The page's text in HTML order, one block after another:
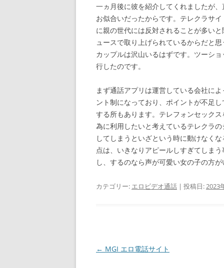
一ヵ月後に彼を紹介してくれましたが
お似合いだったからです。テレクラサ
に親の世代には反対されることが多い
ュースで取り上げられているからだと
カップルは沢山いるはずです。ツーシ
行したのです。
まず通話アプリは運営している会社に
ント制になっており、ポイントが不足
する所もあります。テレフォンセック
為に利用したいと考えているテレクラ
してしまうといざという時に動けなく
点は、いきなりアピールしすぎてしま
し、するのなら声が可愛い女の子の方
カテゴリー: エロビデオ通話 | 投稿日:2023
投
← MGI エロ電話サイト